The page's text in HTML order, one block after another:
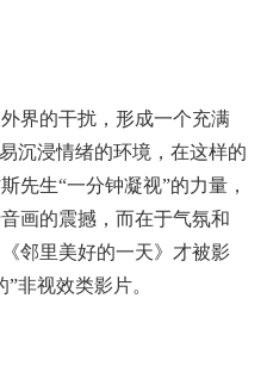
界的干扰，形成一个充满
沉浸情绪的环境，在这样的
先生“一分钟凝视”的力量，
画的震撼，而在于气氛和
邻里美好的一天》才被影
非视效类影片。